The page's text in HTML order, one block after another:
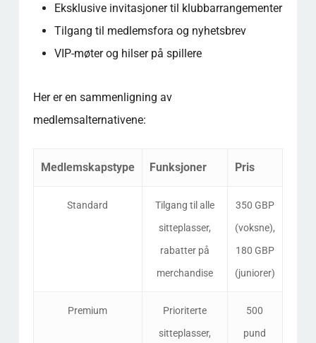
Eksklusive invitasjoner til klubbarrangementer
Tilgang til medlemsfora og nyhetsbrev
VIP-møter og hilser på spillere
Her er en sammenligning av
medlemsalternativene:
Medlemskapstype Funksjoner Pris
Standard
Tilgang til alle
sitteplasser,
rabatter på
merchandise
350 GBP
(voksne),
180 GBP
(juniorer)
Premium
Prioriterte
sitteplasser,
500
pund